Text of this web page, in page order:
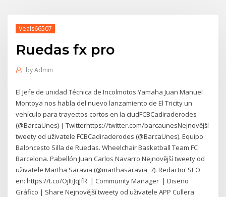
Veals66507
Ruedas fx pro
byAdmin
El Jefe de unidad Técnica de Incolmotos Yamaha Juan Manuel
Montoya nos habla del nuevo lanzamiento de El Tricity un
vehículo para trayectos cortos en la ciudFCBCadiraderodes
(@BarcaUnes) | Twitterhttps://twitter.com/barcaunesNejnovější
tweety od uživatele FCBCadiraderodes (@BarcaUnes). Equipo
Baloncesto Silla de Ruedas. Wheelchair Basketball Team FC
Barcelona. Pabellón Juan Carlos Navarro Nejnovější tweety od
uživatele Martha Saravia (@marthasaravia_7). Redactor SEO
en: https://t.co/OjItiJqJfR ‍ | Community Manager ️ | Diseño
Gráfico | Share Nejnovější tweety od uživatele APP Cullera